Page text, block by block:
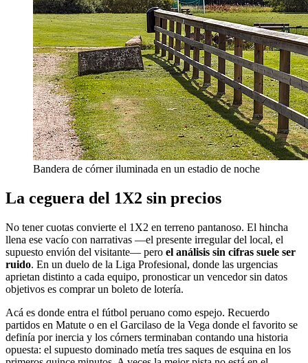
Bandera de córner iluminada en un estadio de noche
La ceguera del 1X2 sin precios
No tener cuotas convierte el 1X2 en terreno pantanoso. El hincha
llena ese vacío con narrativas —el presente irregular del local, el
supuesto envión del visitante— pero el análisis sin cifras suele ser
ruido. En un duelo de la Liga Profesional, donde las urgencias
aprietan distinto a cada equipo, pronosticar un vencedor sin datos
objetivos es comprar un boleto de lotería.
Acá es donde entra el fútbol peruano como espejo. Recuerdo
partidos en Matute o en el Garcilaso de la Vega donde el favorito se
definía por inercia y los córners terminaban contando una historia
opuesta: el supuesto dominado metía tres saques de esquina en los